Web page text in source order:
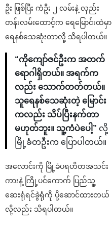
ဦး ဖြစ်ပြီး ကံဦး ၂ လမ်းနဲ့ လှည်း
တန်းလမ်းထောင့်က ရေမြောင်းထဲမှာ
ရေနစ်သေဆုံးတာလို့ သိရပါတယ်။
“ကိုကျော်ဇင်ဦးက အတက်
ရောဂါရှိတယ်။ အရက်က
လည်း သောက်တတ်တယ်။
သူရေနစ်သေဆုံးတဲ့ မြောင်း
ကလည်း သိပ်ပြီးနက်တာ
မဟုတ်ဘူး။ သူ့ကံပဲပေါ့” လို့
မြို့ခံတဦးက ပြောပါတယ်။
အလောင်းကို မြို့ခံပရဟိတအသင်း
ကားနဲ့ ကြို့ပင်ကောက် ပြည်သူ့
ဆေးရုံရင်ခွဲရုံကို ပို့ဆောင်ထားတယ်
လို့လည်း သိရပါတယ်။